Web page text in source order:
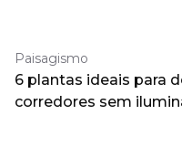
Paisagismo
6 plantas ideais para
corredores sem